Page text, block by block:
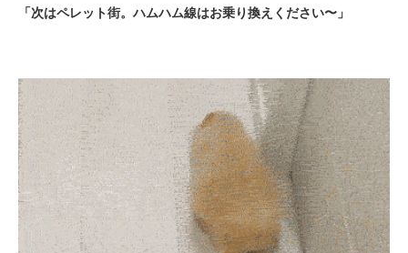
「次はペレット街。ハムハム線はお乗り換えください〜」